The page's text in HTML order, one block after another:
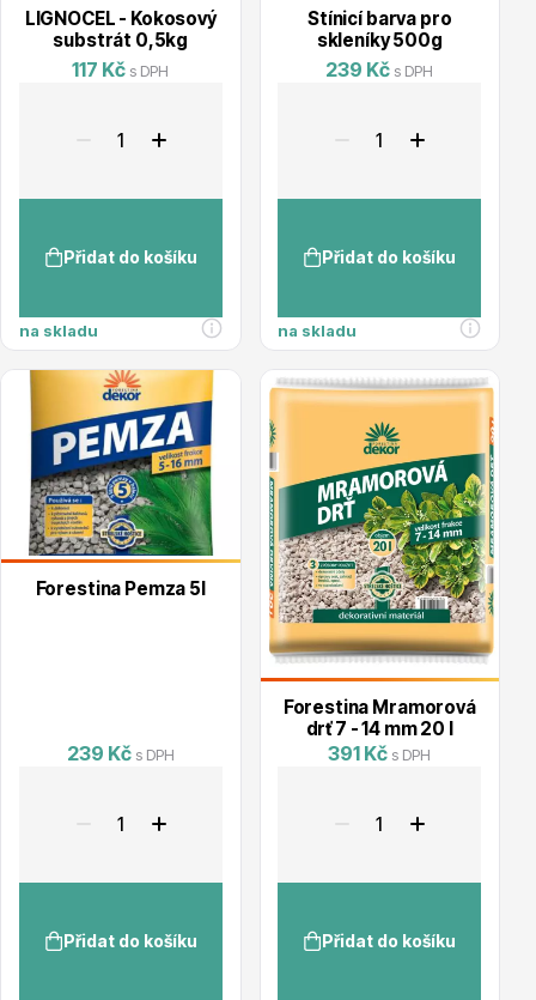
info@stromo.cz
LIGNOCEL - Kokosový
substrát 0,5kg
117 Kč s DPH
Přidat do košíku
na skladu
Stínicí barva pro
skleníky 500g
239 Kč s DPH
Přidat do košíku
na skladu
Forestina Pemza 5l
239 Kč s DPH
Přidat do košíku
Forestina Mramorová
drť 7 - 14 mm 20 l
391 Kč s DPH
Přidat do košíku